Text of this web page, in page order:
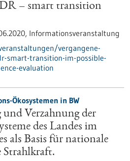
– smart transition
Informationsveranstaltung
vergangene-
smart-transition-im-possible-
evaluation
Ökosystemen in BW
Verzahnung der
des Landes im
als Basis für nationale